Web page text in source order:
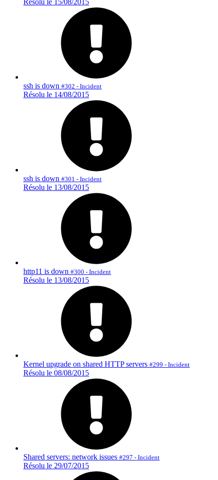
Résolu le 15/08/2015
ssh is down #302 - Incident
Résolu le 14/08/2015
ssh is down #301 - Incident
Résolu le 13/08/2015
http11 is down #300 - Incident
Résolu le 13/08/2015
Kernel upgrade on shared HTTP servers #299 - Incident
Résolu le 08/08/2015
Shared servers: network issues #297 - Incident
Résolu le 29/07/2015